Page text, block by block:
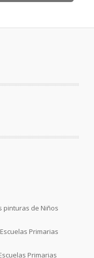
pinturas de Niños
Primarias
Primarias